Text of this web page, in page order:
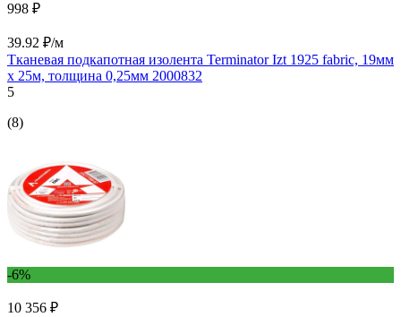
998 ₽
39.92 ₽/м
Тканевая подкапотная изолента Terminator Izt 1925 fabric, 19мм
х 25м, толщина 0,25мм 2000832
5
(8)
-6%
10 356 ₽